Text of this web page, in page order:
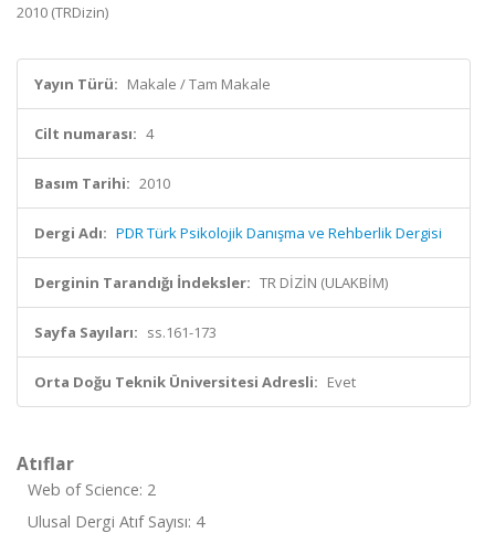
2010 (TRDizin)
Yayın Türü: Makale / Tam Makale
Cilt numarası: 4
Basım Tarihi: 2010
Dergi Adı: PDR Türk Psikolojik Danışma ve Rehberlik Dergisi
Derginin Tarandığı İndeksler: TR DİZİN (ULAKBİM)
Sayfa Sayıları: ss.161-173
Orta Doğu Teknik Üniversitesi Adresli: Evet
Atıflar
Web of Science: 2
Ulusal Dergi Atıf Sayısı: 4